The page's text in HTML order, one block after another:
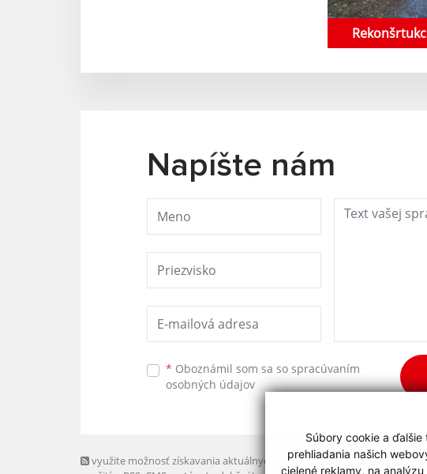
Súbory cookie a
prehliadania našich
cielené reklamy, na
Napíšte nám
* Oboznámil som sa so spracúvaním
osobných údajov
využite možnosť získavania aktuálnych informácií s